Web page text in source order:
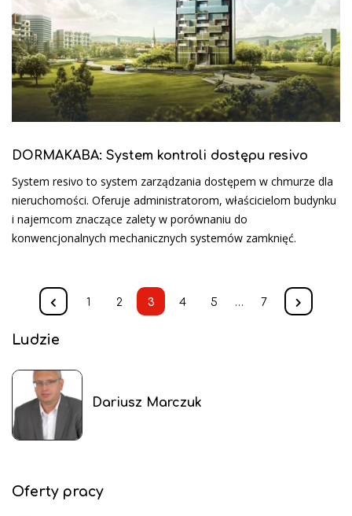
DORMAKABA: System kontroli dostępu resivo
System resivo to system zarządzania dostępem w chmurze dla
nieruchomości. Oferuje administratorom, właścicielom budynku
i najemcom znaczące zalety w porównaniu do
konwencjonalnych mechanicznych systemów zamknięć.
1 2 3 4 5 … 7
Ludzie
Dariusz Marczuk
Oferty pracy